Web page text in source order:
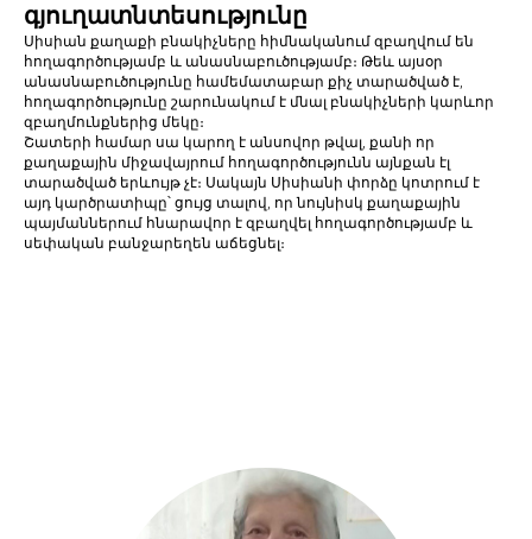
գյուղատնտեսությունը
Սիսիան քաղաքի բնակիչները հիմնականում զբաղվում են
հողագործությամբ և անասնաբուծությամբ։ Թեև այսօր
անասնաբուծությունը համեմատաբար քիչ տարածված է,
հողագործությունը շարունակում է մնալ բնակիչների կարևոր
զբաղմունքներից մեկը։
Շատերի համար սա կարող է անսովոր թվալ, քանի որ
քաղաքային միջավայրում հողագործությունն այնքան էլ
տարածված երևույթ չէ։ Սակայն Սիսիանի փորձը կոտրում է
այդ կարծրատիպը՝ ցույց տալով, որ նույնիսկ քաղաքային
պայմաններում հնարավոր է զբաղվել հողագործությամբ և
սեփական բանջարեղեն աճեցնել։